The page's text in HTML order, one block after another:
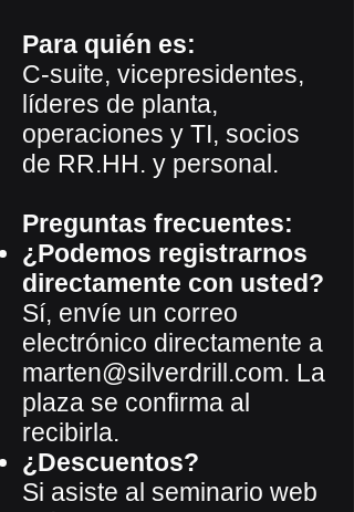
Para quién es:
C-suite, vicepresidentes,
líderes de planta,
operaciones y TI, socios
de RR.HH. y personal.
Preguntas frecuentes:
¿Podemos registrarnos
directamente con usted?
Sí, envíe un correo
electrónico directamente a
marten@silverdrill.com. La
plaza se confirma al
recibirla.
¿Descuentos?
Si asiste al seminario web